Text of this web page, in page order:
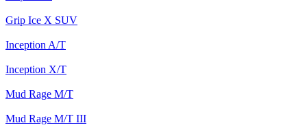
Grip Ice X SUV
Inception A/T
Inception X/T
Mud Rage M/T
Mud Rage M/T III